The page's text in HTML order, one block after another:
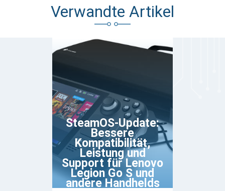
Verwandte Artikel
SteamOS-Update:
Bessere
Kompatibilität,
Leistung und
Support für Lenovo
Legion Go S und
andere Handhelds